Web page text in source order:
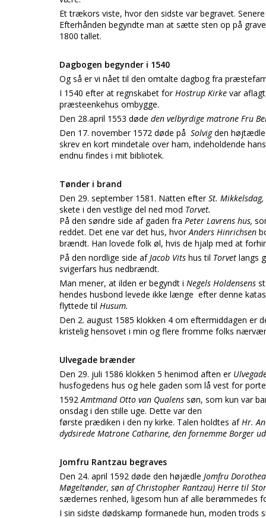
Et trækors viste, hvor den sidste var begravet.
Efterhånden begyndte man at sætte sten op på
1800 tallet.
Dagbogen begynder i 1540
Og så er vi nået til den omtalte dagbog fra
I 1540 efter at regnskabet forHostrup Kirke var
præsteenkehus ombygge.
Den 28.april 1553 døde den velbyrdige matrone Fru
Den 17. november 1572 døde på Solvigden
skrev en kort mindetale over ham, indeholdende
endnu findes i mit bibliotek.
Tønder i brand
Den 29. september 1581. Natten efterSt. Mikkelsdag,
skete i den vestlige del ned mod Torvet.
På den søndre side af gaden fra Peter Lavrens hus,
reddet. Det ene var det hus, hvorAnders Hinrichsen
brændt. Han lovede folk øl, hvis de hjalp med at
På den nordlige side afJacob Vits hus til Torvet langs
svigerfars hus nedbrændt.
Man mener, at ilden er begyndt i Negels Holdensens
hendes husbond levede ikke længe efter denne
flyttede til Husum.
Den 2. august 1585 klokken 4 om eftermiddagen
kristelig hensovet i min og flere fromme folks
Ulvegade brænder
Den 29. juli 1586 klokken 5 henimod aften er
husfogedens hus og hele gaden som lå vest for
1592Amtmand Otto van Qualens søn, som kun var
onsdag i den stille uge. Dette var den
første prædiken i den ny kirke. Talen holdtes afHr.
dydsirede Matrone Catharine, den fornemme Borger
Jomfru Rantzau begraves
Den 24. april 1592 døde den højædle Jomfru
Møgeltønder, søn af Christopher Rantzau) Herre til
sædernes renhed, ligesom hun af alle berømmedes
I sin sidste dødskamp formanede hun, moden trods